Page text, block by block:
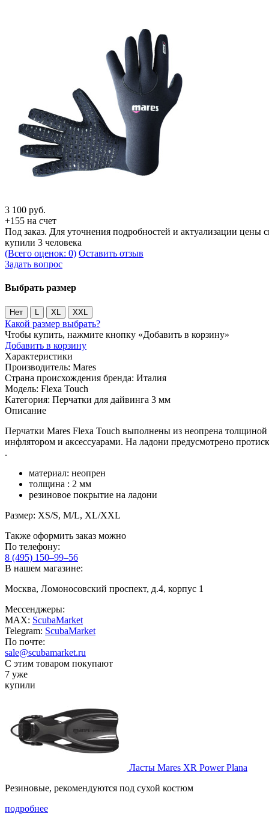
3 100 руб.
+155 на счет
Под заказ. Для уточнения подробностей и актуализации цены
купили 3 человека
(Всего оценок: 0) Оставить отзыв
Задать вопрос
Выбрать размер
Нет L XL XXL
Какой размер выбрать?
Чтобы купить, нажмите кнопку «Добавить в корзину»
Добавить в корзину
Характеристики
Производитель: Mares
Страна происхождения бренда: Италия
Модель: Flexa Touch
Категория: Перчатки для дайвинга 3 мм
Описание
Перчатки Mares Flexa Touch выполнены из неопрена
инфлятором и аксессуарами. На ладони предусмотрено
.
материал: неопрен
толщина : 2 мм
резиновое покрытие на ладони
Размер: XS/S, M/L, XL/XXL
Также оформить заказ можно
По телефону:
8 (495) 150–99–56
В нашем магазине:
Москва, Ломоносовский проспект, д.4, корпус 1
Мессенджеры:
MAX: ScubaMarket
Telegram: ScubaMarket
По почте:
sale@scubamarket.ru
С этим товаром покупают
7 уже
купили
Ласты Mares XR Power Plana
Резиновые, рекомендуются под сухой костюм
подробнее